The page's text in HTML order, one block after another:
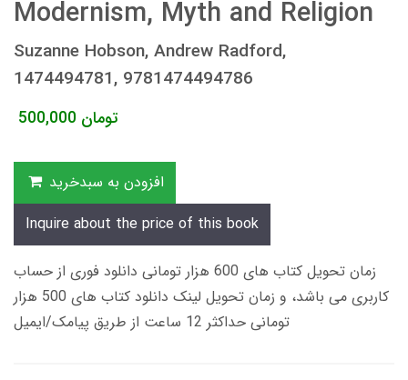
Modernism, Myth and Religion
Suzanne Hobson, Andrew Radford,
1474494781, 9781474494786
500,000 تومان
افزودن به سبدخرید
Inquire about the price of this book
زمان تحویل کتاب های 600 هزار تومانی دانلود فوری از حساب
کاربری می باشد، و زمان تحویل لینک دانلود کتاب های 500 هزار
تومانی حداکثر 12 ساعت از طریق پیامک/ایمیل